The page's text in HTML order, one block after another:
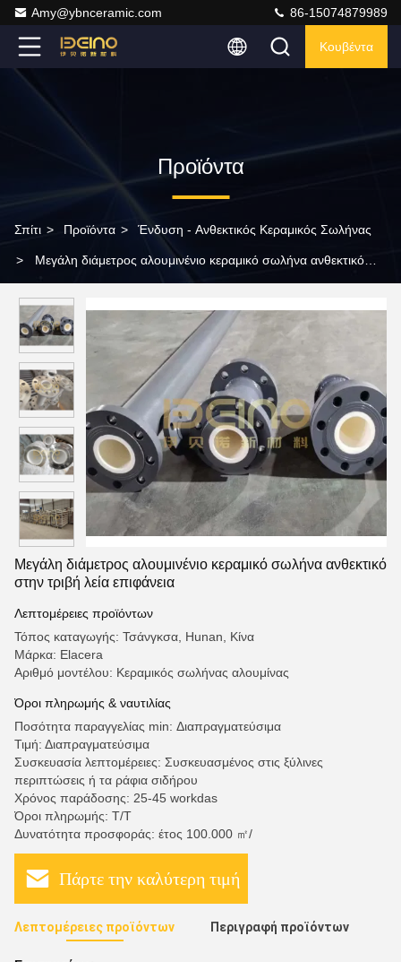
Amy@ybnceramic.com 86-15074879989
Κουβέντα
Προϊόντα
Σπίτι > Προϊόντα > Ένδυση - Ανθεκτικός Κεραμικός Σωλήνας
> Μεγάλη διάμετρος αλουμινένιο κεραμικό σωλήνα ανθεκτικό
Μεγάλη διάμετρος αλουμινένιο κεραμικό σωλήνα ανθεκτικό
στην τριβή λεία επιφάνεια
Λεπτομέρειες προϊόντων
Τόπος καταγωγής: Τσάνγκσα, Hunan, Κίνα
Μάρκα: Elacera
Αριθμό μοντέλου: Κεραμικός σωλήνας αλουμίνας
Όροι πληρωμής & ναυτιλίας
Ποσότητα παραγγελίας min: Διαπραγματεύσιμα
Τιμή: Διαπραγματεύσιμα
Συσκευασία λεπτομέρειες: Συσκευασμένος στις ξύλινες
περιπτώσεις ή τα ράφια σιδήρου
Χρόνος παράδοσης: 25-45 workdas
Όροι πληρωμής: Τ/Τ
Δυνατότητα προσφοράς: έτος 100.000 ㎡/
Πάρτε την καλύτερη τιμή
Λεπτομέρειες προϊόντων Περιγραφή προϊόντων